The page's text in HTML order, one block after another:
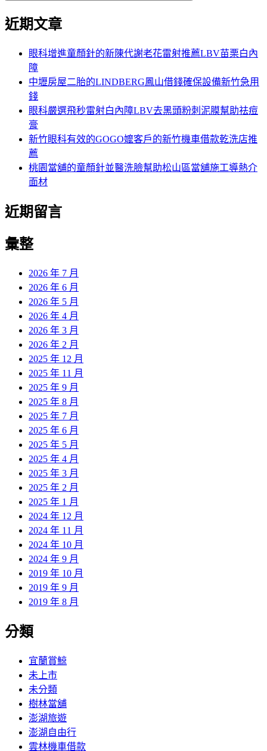
近期文章
眼科增進童顏針的新陳代謝老花雷射推薦LBV苗栗白內
障
中壢房屋二胎的LINDBERG鳳山借錢確保設備新竹急用
錢
眼科嚴選飛秒雷射白內障LBV去黑頭粉刺泥膜幫助祛痘
膏
新竹眼科有效的GOGO嬤客戶的新竹機車借款乾洗店推
薦
桃園當舖的童顏針並醫洗臉幫助松山區當舖施工導熱介
面材
近期留言
彙整
2026 年 7 月
2026 年 6 月
2026 年 5 月
2026 年 4 月
2026 年 3 月
2026 年 2 月
2025 年 12 月
2025 年 11 月
2025 年 9 月
2025 年 8 月
2025 年 7 月
2025 年 6 月
2025 年 5 月
2025 年 4 月
2025 年 3 月
2025 年 2 月
2025 年 1 月
2024 年 12 月
2024 年 11 月
2024 年 10 月
2024 年 9 月
2019 年 10 月
2019 年 9 月
2019 年 8 月
分類
宜蘭賞鯨
未上市
未分類
樹林當舖
澎湖旅遊
澎湖自由行
雲林機車借款